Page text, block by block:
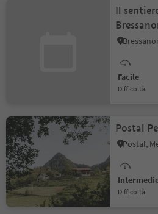
Il
Facile
Difficoltà
Postal
Postal,
Difficoltà